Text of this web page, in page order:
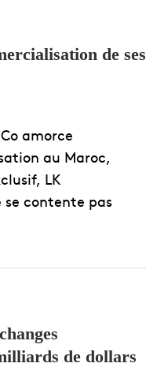
de ses
amorce
au Maroc,
LK
contente pas
de dollars